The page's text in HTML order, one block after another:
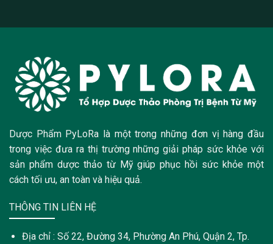
Dược Phẩm PyLoRa là một trong những đơn vị hàng đầu
trong việc đưa ra thị trường những giải pháp sức khỏe với
sản phẩm dược thảo từ Mỹ giúp phục hồi sức khỏe một
cách tối ưu, an toàn và hiệu quả.
THÔNG TIN LIÊN HỆ
Địa chỉ : Số 22, Đường 34, Phường An Phú, Quận 2, Tp.